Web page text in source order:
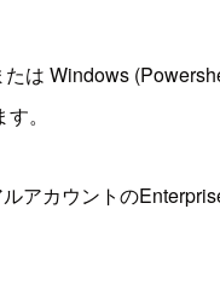
は Windows
。
アカウントの